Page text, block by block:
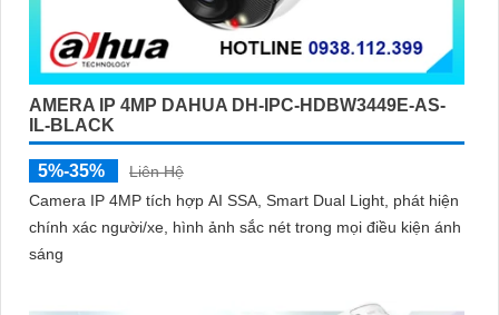
AMERA IP 4MP DAHUA DH-IPC-HDBW3449E-AS-
IL-BLACK
5%-35%
Liên Hệ
Camera IP 4MP tích hợp AI SSA, Smart Dual Light, phát hiện
chính xác người/xe, hình ảnh sắc nét trong mọi điều kiện ánh
sáng